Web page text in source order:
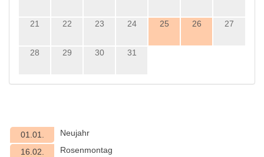
21 22 23 24 25 26 27
28 29 30 31
01.01.
Neujahr
16.02.
Rosenmontag